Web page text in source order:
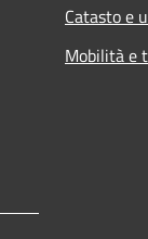
Catasto e
Mobilità e